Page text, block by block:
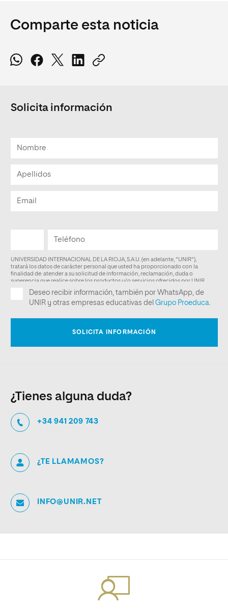
Comparte esta noticia
Solicita información
¿Tienes alguna duda?
+34 941 209 743
¿TE LLAMAMOS?
INFO@UNIR.NET